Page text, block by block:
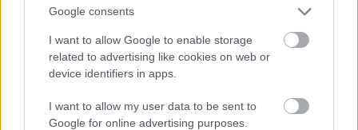
Google consents
I want to allow Google to enable storage
related to advertising like cookies on web or
device identifiers in apps.
I want to allow my user data to be sent to
Google for online advertising purposes.
Köszönöm Mindannyiotoknak az aktív jelenlétet.
Kedves Jabbok, nagyon sokat tanultam tőled.
YganA
13 éve